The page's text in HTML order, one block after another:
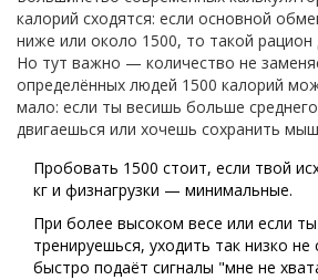
калорий сходятся: если основной
ниже или около 1500, то такой рацион
Но тут важно — количество не
определённых людей 1500 калорий
мало: если ты весишь больше
двигаешься или хочешь сохранить
Пробовать 1500 стоит, если твой
кг и физнагрузки — минимальные.
При более высоком весе или если
тренируешься, уходить так низко
быстро подаёт сигналы "мне не